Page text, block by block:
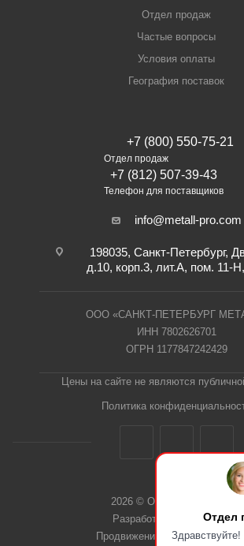
Отдел
Отдел продаж
Частые вопросы
Условия оплаты
География поставок
+7 (800) 550-75-21
Отдел продаж
+7 (812) 507-39-43
Телефон для поставщиков
info@metall-pro.com
198035, Санкт-Петербург,
д.10, корп.3, лит.А, пом. 11-
ООО «САНКТ-ПЕТЕРБУРГ
ИНН 7802626701
ОГРН 1177847242429
Цены на сайте не являются
Политика
2026 © ООО "СПб Металл"
Разработка сайта Dieztech
Продвижение сайта — Веб-